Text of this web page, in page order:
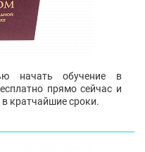
начать обучение в
прямо сейчас и
кратчайшие сроки.